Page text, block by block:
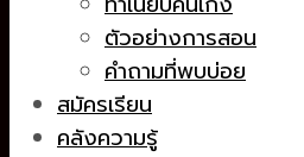
ตัวอย่างการสอน
คำถามที่พบบ่อย
สมัครเรียน
คลังความรู้